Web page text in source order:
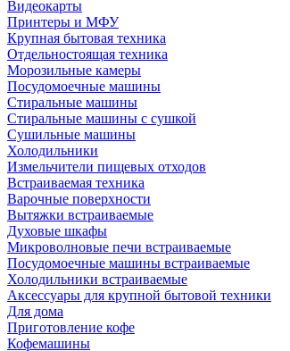
Видеокарты
Принтеры и МФУ
Крупная бытовая техника
Отдельностоящая техника
Морозильные камеры
Посудомоечные машины
Стиральные машины
Стиральные машины с сушкой
Сушильные машины
Холодильники
Измельчители пищевых отходов
Встраиваемая техника
Варочные поверхности
Вытяжки встраиваемые
Духовые шкафы
Микроволновые печи встраиваемые
Посудомоечные машины встраиваемые
Холодильники встраиваемые
Аксессуары для крупной бытовой техники
Для дома
Приготовление кофе
Кофемашины